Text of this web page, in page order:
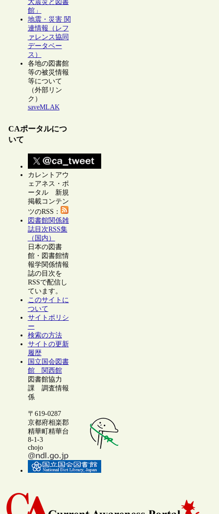
大震災と図書
館」
地震・災害 関
連情報（レフ
ァレンス協同
データベー
ス）
各地の図書館
等の被災情報
等について
（外部リン
ク）
saveMLAK
CAポータルにつ
いて
カレントアウ
ェアネス・ポ
ータル 新規
掲載コンテン
ツのRSS：
図書館関係雑
誌目次RSS集
（国内）
日本の図書
館・図書館情
報学関係情報
誌の目次を
RSSで配信し
ています。
このサイトに
ついて
サイトポリシ
ー
検索の方法
サイトの更新
履歴
国立国会図書
館 関西館
図書館協力
課 調査情報
係
〒619-0287
京都府相楽郡
精華町精華台
8-1-3
chojo